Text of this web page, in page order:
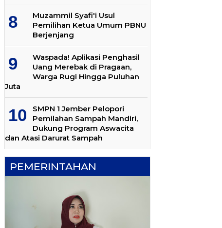
Muzammil Syafi'i Usul
Pemilihan Ketua Umum PBNU
Berjenjang
Waspada! Aplikasi Penghasil
Uang Merebak di Pragaan,
Warga Rugi Hingga Puluhan
Juta
SMPN 1 Jember Pelopori
Pemilahan Sampah Mandiri,
Dukung Program Aswacita
dan Atasi Darurat Sampah
PEMERINTAHAN